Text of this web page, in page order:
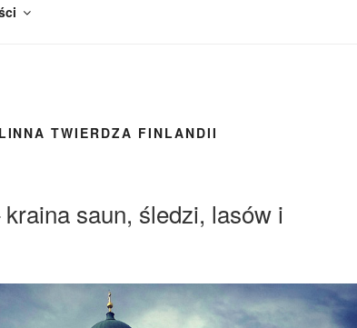
TWIERDZA FINLANDII
saun, śledzi, lasów i